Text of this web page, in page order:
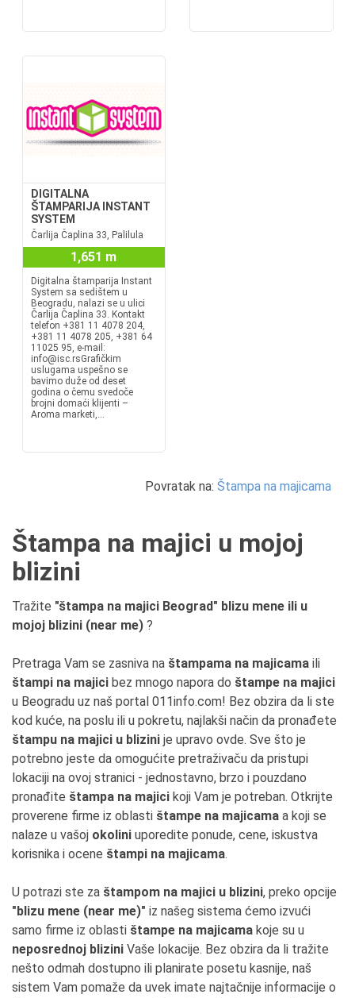
DIGITALNA
ŠTAMPARIJA INSTANT
SYSTEM
Čarlija Čaplina 33, Palilula
1,651 m
Digitalna štamparija Instant
System sa sedištem u
Beogradu, nalazi se u ulici
Čarlija Čaplina 33. Kontakt
telefon +381 11 4078 204,
+381 11 4078 205, +381 64
11025 95, e-mail:
info@isc.rsGrafičkim
uslugama uspešno se
bavimo duže od deset
godina o čemu svedoče
brojni domaći klijenti –
Aroma marketi,...
Povratak na: Štampa na majicama
Štampa na majici u mojoj
blizini
Tražite "štampa na majici Beograd" blizu mene ili u
mojoj blizini (near me) ?
Pretraga Vam se zasniva na štampama na majicama ili
štampi na majici bez mnogo napora do štampe na majici
u Beogradu uz naš portal 011info.com! Bez obzira da li ste
kod kuće, na poslu ili u pokretu, najlakši način da pronađete
štampu na majici u blizini je upravo ovde. Sve što je
potrebno jeste da omogućite pretraživaču da pristupi
lokaciji na ovoj stranici - jednostavno, brzo i pouzdano
pronađite štampa na majici koji Vam je potreban. Otkrijte
proverene firme iz oblasti štampe na majicama a koji se
nalaze u vašoj okolini uporedite ponude, cene, iskustva
korisnika i ocene štampi na majicama.
U potrazi ste za štampom na majici u blizini, preko opcije
"blizu mene (near me)" iz našeg sistema ćemo izvući
samo firme iz oblasti štampe na majicama koje su u
neposrednoj blizini Vaše lokacije. Bez obzira da li tražite
nešto odmah dostupno ili planirate posetu kasnije, naš
sistem Vam pomaže da uvek imate najtačnije informacije o